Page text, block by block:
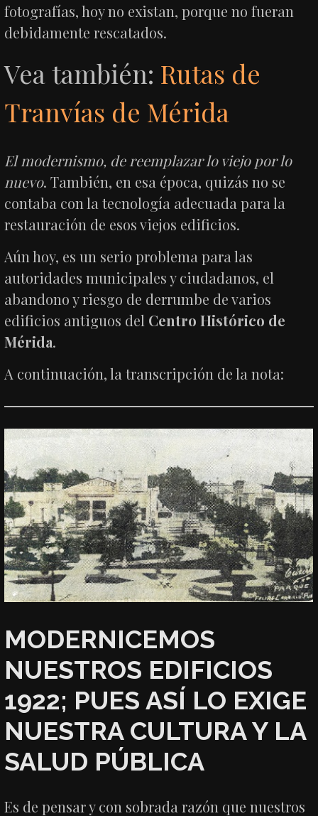
fotografías, hoy no existan, porque no fueran
debidamente rescatados.
Vea también: Rutas de
Tranvías de Mérida
El modernismo, de reemplazar lo viejo por lo
nuevo. También, en esa época, quizás no se
contaba con la tecnología adecuada para la
restauración de esos viejos edificios.
Aún hoy, es un serio problema para las
autoridades municipales y ciudadanos, el
abandono y riesgo de derrumbe de varios
edificios antiguos del Centro Histórico de
Mérida.
A continuación, la transcripción de la nota:
MODERNICEMOS
NUESTROS EDIFICIOS
1922; PUES ASÍ LO EXIGE
NUESTRA CULTURA Y LA
SALUD PÚBLICA
Es de pensar y con sobrada razón que nuestros